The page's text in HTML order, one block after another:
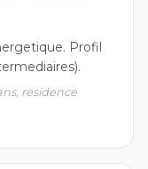
Profil
residence